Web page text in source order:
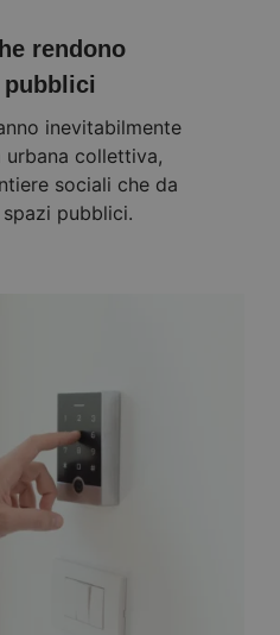
rendono
inevitabilmente
urbana collettiva,
sociali che da
pubblici.